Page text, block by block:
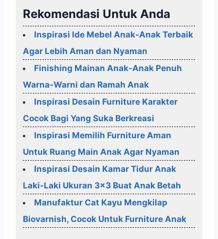
Rekomendasi Untuk Anda
Inspirasi Ide Mebel Anak-Anak Terbaik
Agar Lebih Aman dan Nyaman
Finishing Mainan Anak-Anak Penuh
Warna-Warni dan Ramah Anak
Inspirasi Desain Furniture Karakter
Cocok Bagi Yang Suka Berkreasi
Inspirasi Memilih Furniture Aman
Untuk Ruang Main Anak Agar Nyaman
Inspirasi Desain Kamar Tidur Anak
Laki-Laki Ukuran 3x3 Buat Anak Betah
Manufaktur Cat Kayu Mengkilap
Biovarnish, Cocok Untuk Furniture Anak